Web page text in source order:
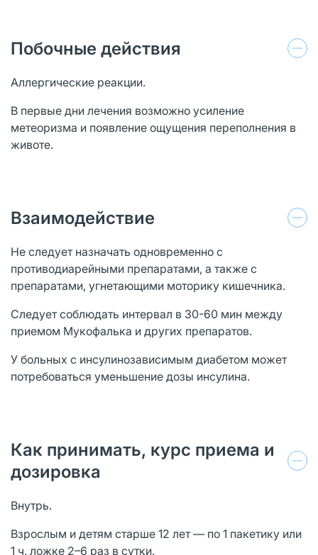
Побочные действия
Аллергические реакции.
В первые дни лечения возможно усиление
метеоризма и появление ощущения переполнения в
животе.
Взаимодействие
Не следует назначать одновременно с
противодиарейными препаратами, а также с
препаратами, угнетающими моторику кишечника.
Следует соблюдать интервал в 30-60 мин между
приемом Мукофалька и других препаратов.
У больных с инсулинозависимым диабетом может
потребоваться уменьшение дозы инсулина.
Как принимать, курс приема и
дозировка
Внутрь.
Взрослым и детям старше 12 лет — по 1 пакетику или
1 ч. ложке 2–6 раз в сутки.